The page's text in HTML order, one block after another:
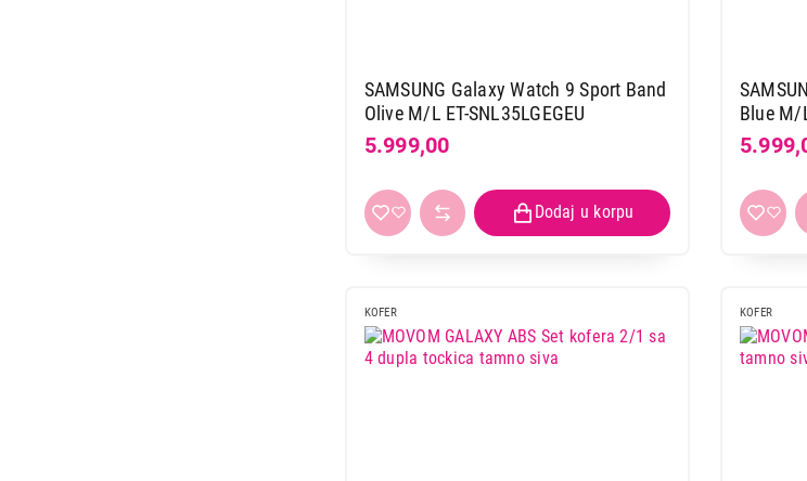
SAMSUNG Galaxy Watch 9 Sport Band
Olive M/L ET-SNL35LGEGEU
5.999,00
Blue M/
KOFER KOFER